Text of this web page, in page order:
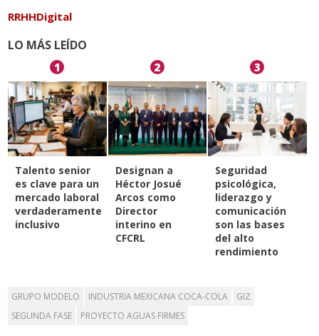
RRHHDigital
LO MÁS LEÍDO
1
Talento senior
es clave para un
mercado laboral
verdaderamente
inclusivo
2
Designan a
Héctor Josué
Arcos como
Director
interino en
CFCRL
3
Seguridad
psicológica,
liderazgo y
comunicación
son las bases
del alto
rendimiento
GRUPO MODELO INDUSTRIA MEXICANA COCA-COLA
GIZ
SEGUNDA FASE
PROYECTO AGUAS FIRMES